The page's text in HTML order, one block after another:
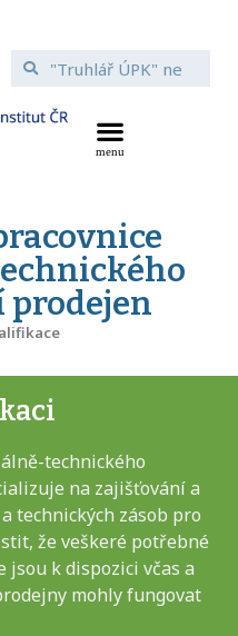
prodejen
technického
na zajišťování a
technických zásob pro
že veškeré potřebné
jsou k dispozici včas a
mohly fungovat